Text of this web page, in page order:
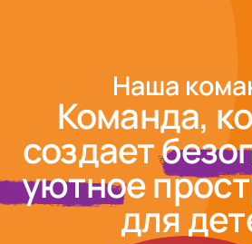
Наша
Команда,
создает
уютное
для